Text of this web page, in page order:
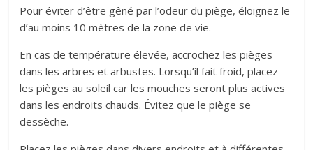
Pour éviter d’être gêné par l’odeur du piège, éloignez le
d’au moins 10 mètres de la zone de vie.
En cas de température élevée, accrochez les pièges
dans les arbres et arbustes. Lorsqu’il fait froid, placez
les pièges au soleil car les mouches seront plus actives
dans les endroits chauds. Évitez que le piège se
dessèche.